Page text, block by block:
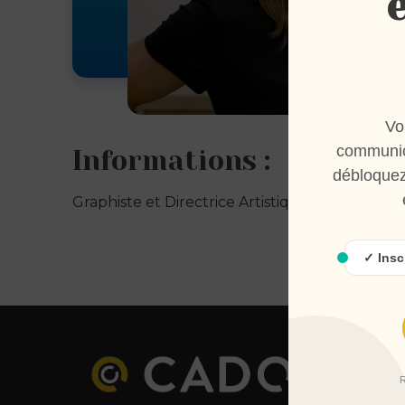
Informations :
Graphiste et Directrice Artistique de talent,
✓